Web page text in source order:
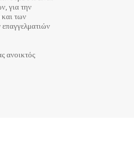
για την
των
ανοικτός